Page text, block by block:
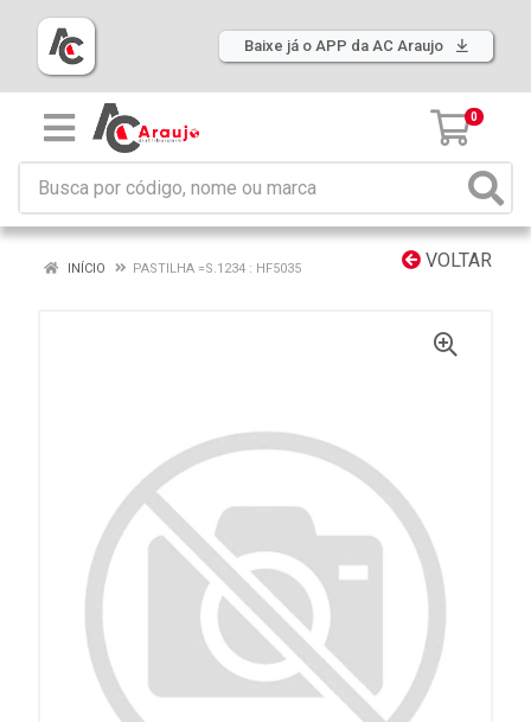
Baixe já o APP da AC Araujo
0
VOLTAR
INÍCIO PASTILHA =S.1234 : HF5035